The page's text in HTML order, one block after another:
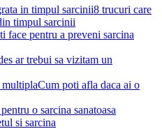
8 trucuri care
timpul sarcinii
face pentru a preveni sarcina
ar trebui sa vizitam un
Cum poti afla daca ai o
o sarcina sanatoasa
si sarcina